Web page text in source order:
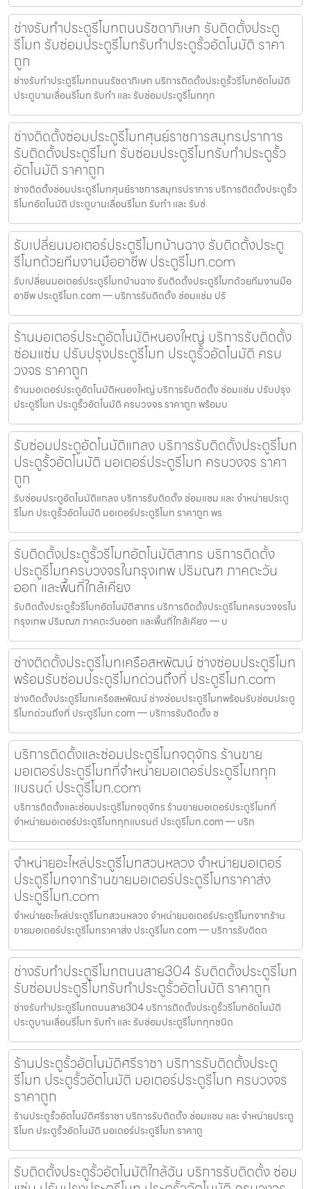
ช่างรับทำประตูรีโมทถนนรัชดาภิเษก รับติดตั้งประตู
รีโมท รับซ่อมประตูรีโมทรับทำประตูรั้วอัตโนมัติ ราคา
ถูก
ช่างรับทำประตูรีโมทถนนรัชดาภิเษก บริการติดตั้งประตูรั้วรีโมทอัตโนมัติ
ประตูบานเลื่อนรีโมท รับทำ และ รับซ่อมประตูรีโมททุก
ช่างติดตั้งซ่อมประตูรีโมทศุนย์ราชการสมุทรปราการ
รับติดตั้งประตูรีโมท รับซ่อมประตูรีโมทรับทำประตูรั้ว
อัตโนมัติ ราคาถูก
ช่างติดตั้งซ่อมประตูรีโมทศุนย์ราชการสมุทรปราการ บริการติดตั้งประตูรั้ว
รีโมทอัตโนมัติ ประตูบานเลื่อนรีโมท รับทำ และ รับซ่
รับเปลี่ยนมอเตอร์ประตูรีโมทบ้านฉาง รับติดตั้งประตู
รีโมทด้วยทีมงานมืออาชีพ ประตูรีโมท.com
รับเปลี่ยนมอเตอร์ประตูรีโมทบ้านฉาง รับติดตั้งประตูรีโมทด้วยทีมงานมือ
อาชีพ ประตูรีโมท.com — บริการรับติดตั้ง ซ่อมแซ่ม ปรั
ร้านมอเตอร์ประตูอัตโนมัติหนองใหญ่ บริการรับติดตั้ง
ซ่อมแซ่ม ปรับปรุงประตูรีโมท ประตูรั้วอัตโนมัติ ครบ
วงจร ราคาถูก
ร้านมอเตอร์ประตูอัตโนมัติหนองใหญ่ บริการรับติดตั้ง ซ่อมแซ่ม ปรับปรุง
ประตูรีโมท ประตูรั้วอัตโนมัติ ครบวงจร ราคาถูก พร้อมบ
รับซ่อมประตูอัตโนมัติแกลง บริการรับติดตั้งประตูรีโมท
ประตูรั้วอัตโนมัติ มอเตอร์ประตูรีโมท ครบวงจร ราคา
ถูก
รับซ่อมประตูอัตโนมัติแกลง บริการรับติดตั้ง ซ่อมแซม และ จำหน่ายประตู
รีโมท ประตูรั้วอัตโนมัติ มอเตอร์ประตูรีโมท ราคาถูก พร
รับติดตั้งประตูรั้วรีโมทอัตโนมัติสาทร บริการติดตั้ง
ประตูรีโมทครบวงจรในกรุงเทพ ปริมณฑ ภาคตะวัน
ออก และพื้นที่ใกล้เคียง
รับติดตั้งประตูรั้วรีโมทอัตโนมัติสาทร บริการติดตั้งประตูรีโมทครบวงจรใน
กรุงเทพ ปริมณฑ ภาคตะวันออก และพื้นที่ใกล้เคียง — บ
ช่างติดตั้งประตูรีโมทเครือสหพัฒน์ ช่างซ่อมประตูรีโมท
พร้อมรับซ่อมประตูรีโมทด่วนถึงที่ ประตูรีโมท.com
ช่างติดตั้งประตูรีโมทเครือสหพัฒน์ ช่างซ่อมประตูรีโมทพร้อมรับซ่อมประตู
รีโมทด่วนถึงที่ ประตูรีโมท.com — บริการรับติดตั้ง ซ
บริการติดตั้งและซ่อมประตูรีโมทจตุจักร ร้านขาย
มอเตอร์ประตูรีโมทที่จำหน่ายมอเตอร์ประตูรีโมททุก
แบรนด์ ประตูรีโมท.com
บริการติดตั้งและซ่อมประตูรีโมทจตุจักร ร้านขายมอเตอร์ประตูรีโมทที่
จำหน่ายมอเตอร์ประตูรีโมททุกแบรนด์ ประตูรีโมท.com — บริก
จำหน่ายอะไหล่ประตูรีโมทสวนหลวง จำหน่ายมอเตอร์
ประตูรีโมทจากร้านขายมอเตอร์ประตูรีโมทราคาส่ง
ประตูรีโมท.com
จำหน่ายอะไหล่ประตูรีโมทสวนหลวง จำหน่ายมอเตอร์ประตูรีโมทจากร้าน
ขายมอเตอร์ประตูรีโมทราคาส่ง ประตูรีโมท.com — บริการรับติดต
ช่างรับทำประตูรีโมทถนนสาย304 รับติดตั้งประตูรีโมท
รับซ่อมประตูรีโมทรับทำประตูรั้วอัตโนมัติ ราคาถูก
ช่างรับทำประตูรีโมทถนนสาย304 บริการติดตั้งประตูรั้วรีโมทอัตโนมัติ
ประตูบานเลื่อนรีโมท รับทำ และ รับซ่อมประตูรีโมททุกชนิด
ร้านประตูรั้วอัตโนมัติศรีราชา บริการรับติดตั้งประตู
รีโมท ประตูรั้วอัตโนมัติ มอเตอร์ประตูรีโมท ครบวงจร
ราคาถูก
ร้านประตูรั้วอัตโนมัติศรีราชา บริการรับติดตั้ง ซ่อมแซม และ จำหน่ายประตู
รีโมท ประตูรั้วอัตโนมัติ มอเตอร์ประตูรีโมท ราคาถู
รับติดตั้งประตูรั้วอัตโนมัติใกล้ฉัน บริการรับติดตั้ง ซ่อม